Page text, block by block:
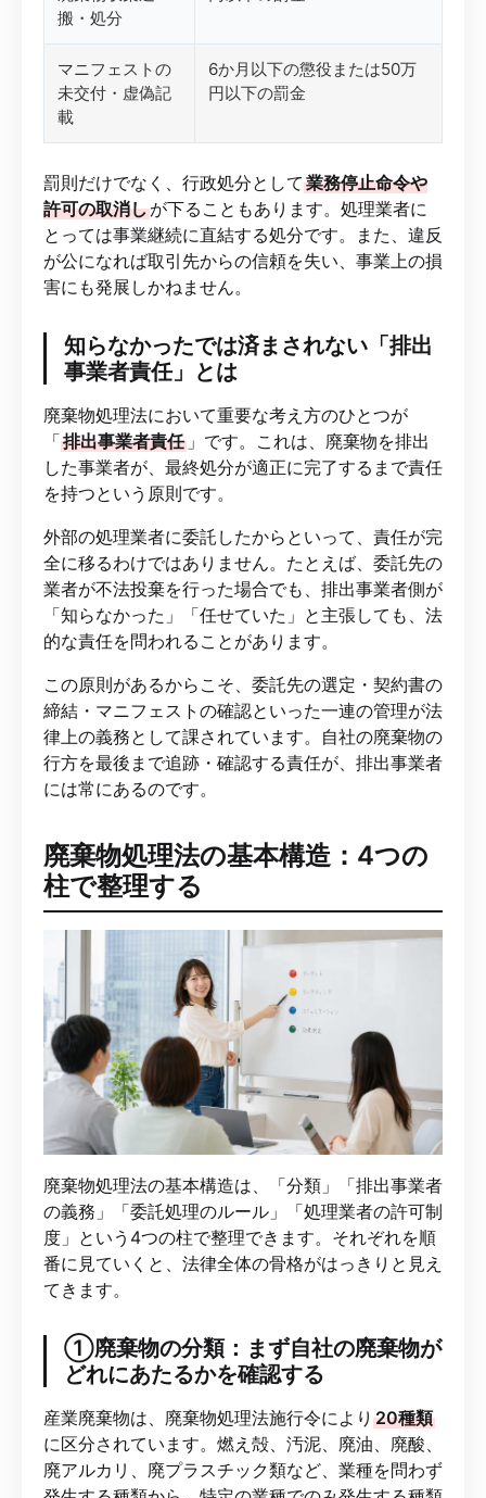
搬・処分
マニフェストの
未交付・虚偽記
載
6か月以下の懲役または50万
円以下の罰金
罰則だけでなく、行政処分として 業務停止命令や
許可の取消しが下ることもあります。処理業者に
とっては事業継続に直結する処分です。また、違反
が公になれば取引先からの信頼を失い、事業上の損
害にも発展しかねません。
知らなかったでは済まされない「排出
事業者責任」とは
廃棄物処理法において重要な考え方のひとつが
「排出事業者責任 」です。これは、廃棄物を排出
した事業者が、最終処分が適正に完了するまで責任
を持つという原則です。
外部の処理業者に委託したからといって、責任が完
全に移るわけではありません。たとえば、委託先の
業者が不法投棄を行った場合でも、排出事業者側が
「知らなかった」「任せていた」と主張しても、法
的な責任を問われることがあります。
この原則があるからこそ、委託先の選定・契約書の
締結・マニフェストの確認といった一連の管理が法
律上の義務として課されています。自社の廃棄物の
行方を最後まで追跡・確認する責任が、排出事業者
には常にあるのです。
廃棄物処理法の基本構造：4つの
柱で整理する
廃棄物処理法の基本構造は、「分類」「排出事業者
の義務」「委託処理のルール」「処理業者の許可制
度」という4つの柱で整理できます。それぞれを順
番に見ていくと、法律全体の骨格がはっきりと見え
てきます。
①廃棄物の分類：まず自社の廃棄物が
どれにあたるかを確認する
産業廃棄物は、廃棄物処理法施行令により 20種類
に区分されています。燃え殻、汚泥、廃油、廃酸、
廃アルカリ、廃プラスチック類など、業種を問わず